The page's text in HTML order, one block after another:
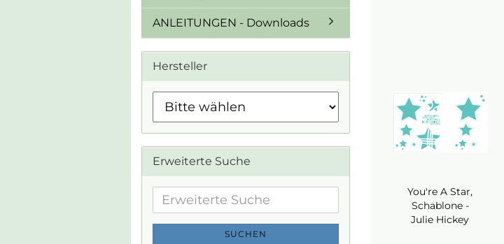
You're A Star,
Schablone -
Julie Hickey
ANLEITUNGEN - Downloads
Hersteller
Erweiterte Suche
Erweiterte
Suche
SUCHEN